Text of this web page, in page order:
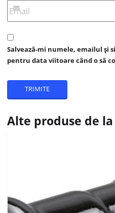
Salvează-mi numele, emailul și
pentru data viitoare când o să
Alte produse de la